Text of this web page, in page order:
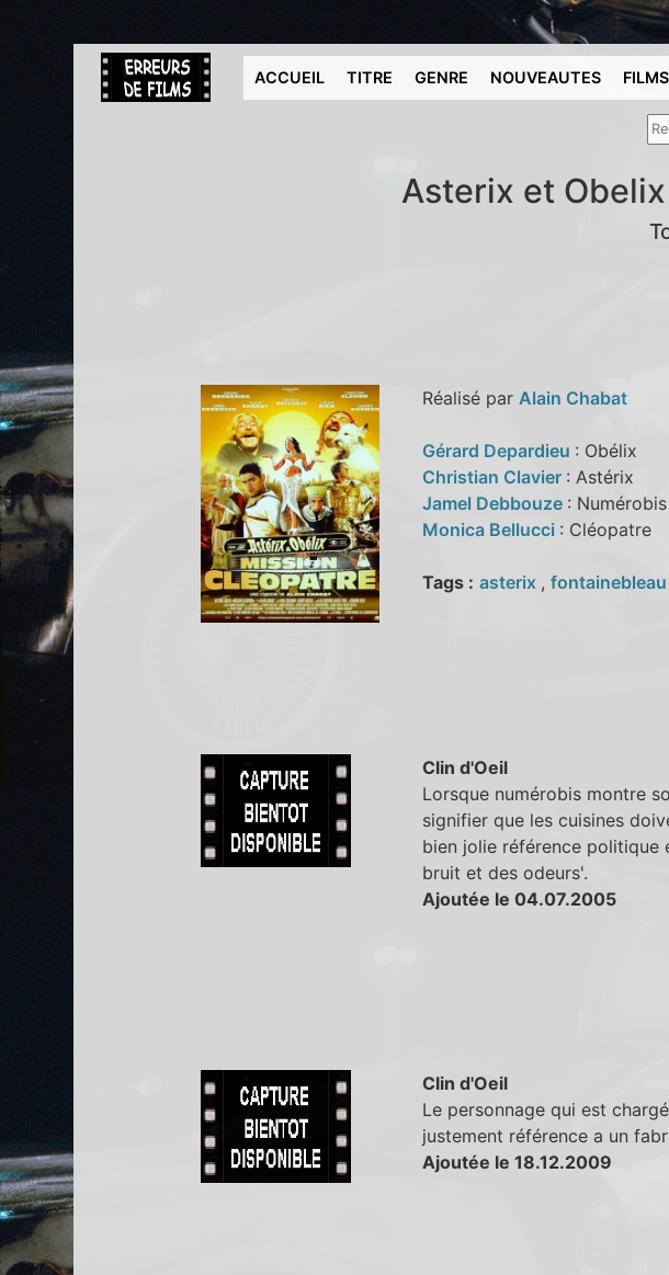
ACCUEIL TITRE GENRE NOUVEAUTES
Asterix et
Réalisé par Alain Chabat
Gérard Depardieu : Obélix
Christian Clavier : Astérix
Jamel Debbouze : Numérobis
Monica Bellucci : Cléopatre
Tags : asterix , fontainebleau
Clin d'Oeil
Lorsque numérobis montre
signifier que les cuisines
bien jolie référence politique
bruit et des odeurs'.
Ajoutée le 04.07.2005
Clin d'Oeil
Le personnage qui est
justement référence a un
Ajoutée le 18.12.2009